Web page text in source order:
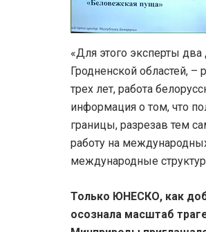
«Для этого эксперты
Гродненской областей,
трех лет, работа
информация о том, что
границы, разрезав тем
работу на
международные
Только ЮНЕСКО, как
осознала масштаб